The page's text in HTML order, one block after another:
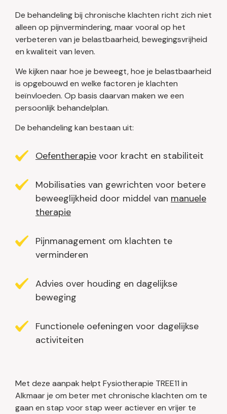
De behandeling bij chronische klachten richt zich niet
alleen op pijnvermindering, maar vooral op het
verbeteren van je belastbaarheid, bewegingsvrijheid
en kwaliteit van leven.
We kijken naar hoe je beweegt, hoe je belastbaarheid
is opgebouwd en welke factoren je klachten
beïnvloeden. Op basis daarvan maken we een
persoonlijk behandelplan.
De behandeling kan bestaan uit:
Oefentherapie voor kracht en stabiliteit
Mobilisaties van gewrichten voor betere
beweeglijkheid door middel van manuele
therapie
Pijnmanagement om klachten te
verminderen
Advies over houding en dagelijkse
beweging
Functionele oefeningen voor dagelijkse
activiteiten
Met deze aanpak helpt Fysiotherapie TREE11 in
Alkmaar je om beter met chronische klachten om te
gaan en stap voor stap weer actiever en vrijer te